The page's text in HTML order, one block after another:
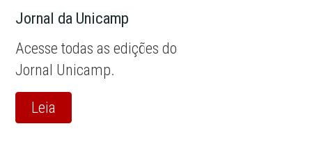
Jornal da Unicamp
Acesse todas as edições do
Jornal Unicamp.
Leia